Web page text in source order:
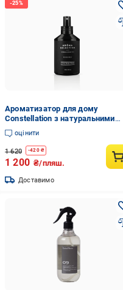
Ароматизатор для дому
Constellation з натуральними
ефірними оліями 200 мл (30161)
оцінити
1 620 -420₴
1 200 ₴/пляш.
Доставимо